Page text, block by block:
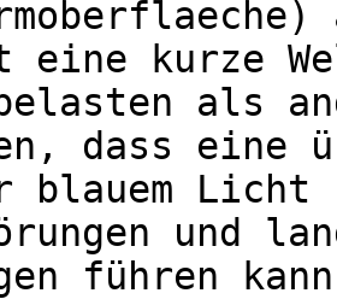
kurze
als
dass eine
blauem Licht
und
führen